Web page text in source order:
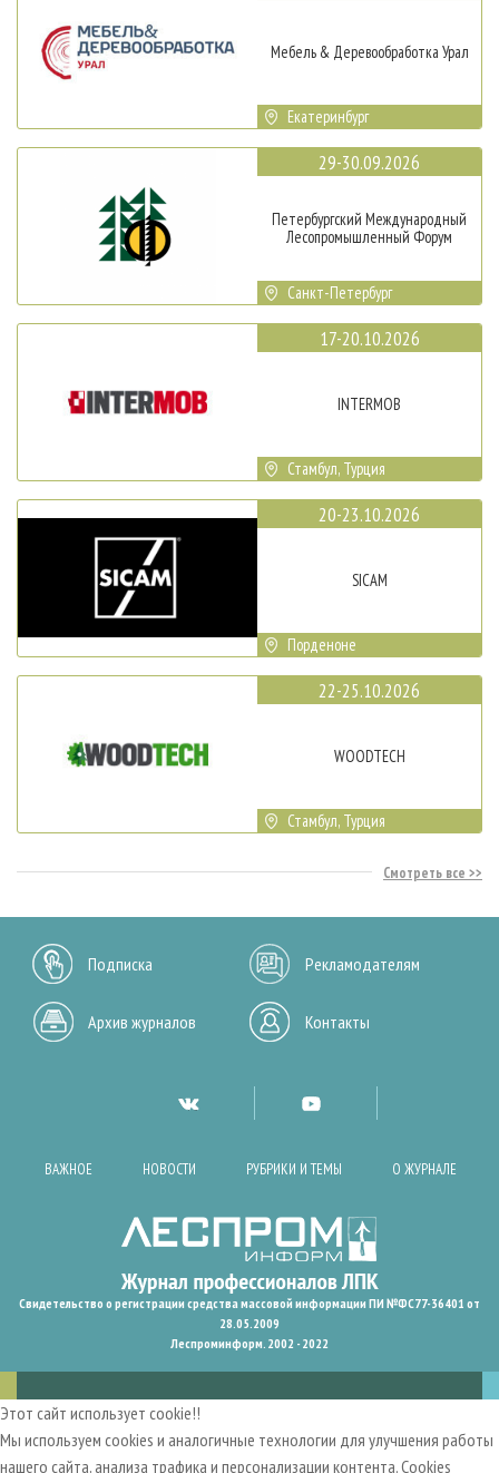
Мебель & Деревообработка Урал
Екатеринбург
29-30.09.2026
Петербургский Международный
Лесопромышленный Форум
Санкт-Петербург
17-20.10.2026
INTERMOB
Стамбул, Турция
20-23.10.2026
SICAM
Порденоне
22-25.10.2026
WOODTECH
Стамбул, Турция
Смотреть все
Подписка Рекламодателям
Архив журналов Контакты
ВАЖНОЕ НОВОСТИ РУБРИКИ И ТЕМЫ О ЖУРНАЛЕ
Свидетельство о регистрации средства массовой информации ПИ №ФС77-36401 от
28.05.2009
Леспроминформ. 2002 - 2022
Этот сайт использует cookie!!
Мы используем cookies и аналогичные технологии для улучшения работы
нашего сайта, анализа трафика и персонализации контента. Cookies